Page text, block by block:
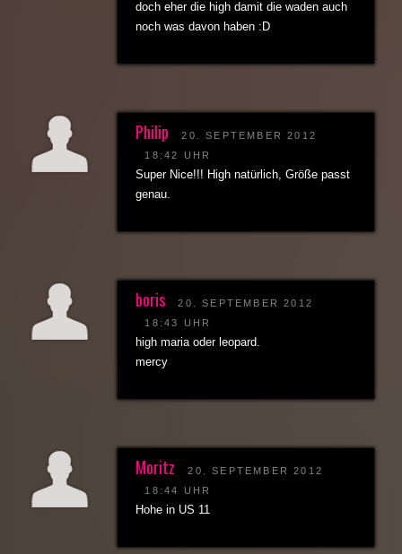
doch eher die high damit die waden auch
noch was davon haben :D
Philip
20. SEPTEMBER 2012
18:42 UHR
Super Nice!!! High natürlich, Größe passt
genau.
boris
20. SEPTEMBER 2012
18:43 UHR
high maria oder leopard.
mercy
Moritz
20. SEPTEMBER 2012
18:44 UHR
Hohe in US 11